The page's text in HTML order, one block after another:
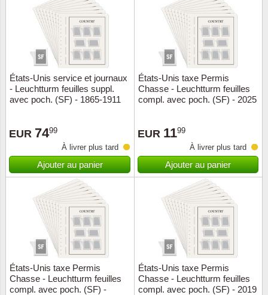
États-Unis service et journaux
- Leuchtturm feuilles suppl.
avec poch. (SF) - 1865-1911
EUR 7499
À livrer plus tard
Ajouter au panier
États-Unis taxe Permis
Chasse - Leuchtturm feuilles
compl. avec poch. (SF) - 2025
EUR 1199
À livrer plus tard
Ajouter au panier
États-Unis taxe Permis
Chasse - Leuchtturm feuilles
compl. avec poch. (SF) -
États-Unis taxe Permis
Chasse - Leuchtturm feuilles
compl. avec poch. (SF) - 2019
ONU
Pays